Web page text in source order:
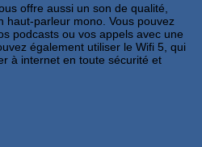
offre aussi un son de qualité,
haut-parleur mono. Vous pouvez
podcasts ou vos appels avec une
également utiliser le Wifi 5, qui
à internet en toute sécurité et